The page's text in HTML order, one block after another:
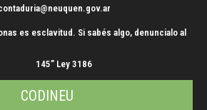
es esclavitud. Si sabés algo, denuncialo al
145” Ley 3186
CODINEU